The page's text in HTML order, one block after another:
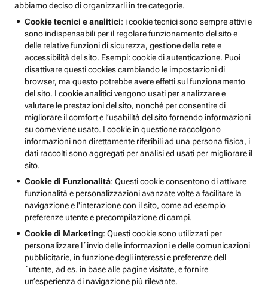
abbiamo deciso di organizzarli in tre categorie.
Cookie tecnici e analitici: i cookie tecnici sono sempre attivi e
sono indispensabili per il regolare funzionamento del sito e
delle relative funzioni di sicurezza, gestione della rete e
accessibilità del sito. Esempi: cookie di autenticazione. Puoi
disattivare questi cookies cambiando le impostazioni di
browser, ma questo potrebbe avere effetti sul funzionamento
del sito. I cookie analitici vengono usati per analizzare e
valutare le prestazioni del sito, nonché per consentire di
migliorare il comfort e l’usabilità del sito fornendo informazioni
su come viene usato. I cookie in questione raccolgono
informazioni non direttamente riferibili ad una persona fisica, i
dati raccolti sono aggregati per analisi ed usati per migliorare il
sito.
Cookie di Funzionalità: Questi cookie consentono di attivare
funzionalità e personalizzazioni avanzate volte a facilitare la
navigazione e l'interazione con il sito, come ad esempio
preferenze utente e precompilazione di campi.
Cookie di Marketing: Questi cookie sono utilizzati per
personalizzare l´invio delle informazioni e delle comunicazioni
pubblicitarie, in funzione degli interessi e preferenze dell
´utente, ad es. in base alle pagine visitate, e fornire
un’esperienza di navigazione più rilevante.